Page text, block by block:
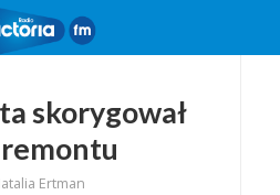
skorygował
Ertman